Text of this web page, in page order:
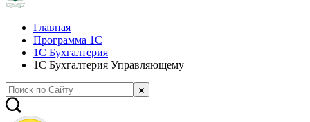
Главная
Программа 1С
1С Бухгалтерия
1С Бухгалтерия Управляющему